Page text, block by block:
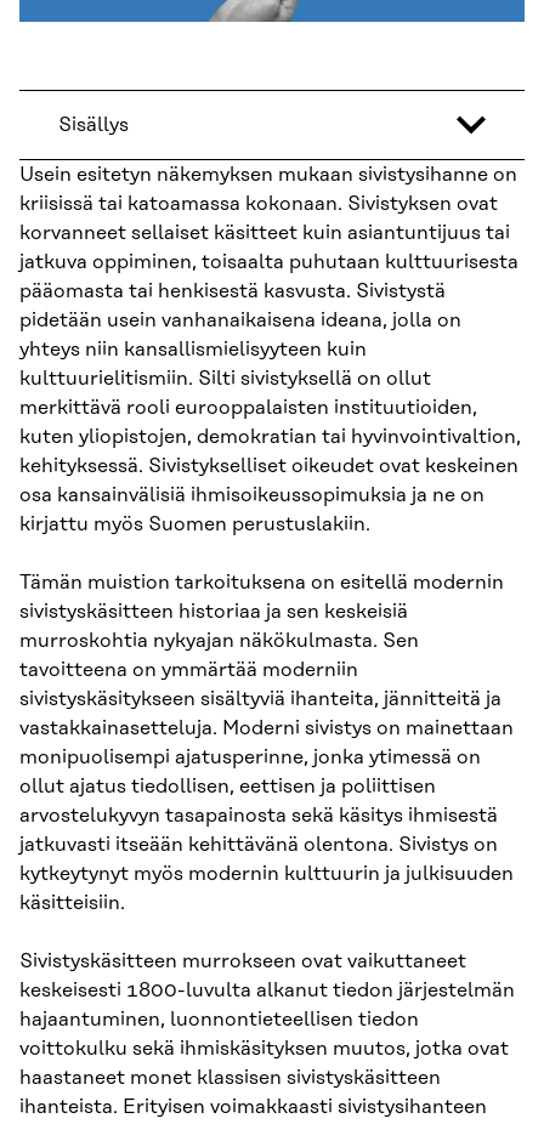
Sisällys
Usein esitetyn näkemyksen mukaan sivistysihanne on
kriisissä tai katoamassa kokonaan. Sivistyksen ovat
korvanneet sellaiset käsitteet kuin asiantuntijuus tai
jatkuva oppiminen, toisaalta puhutaan kulttuurisesta
pääomasta tai henkisestä kasvusta. Sivistystä
pidetään usein vanhanaikaisena ideana, jolla on
yhteys niin kansallismielisyyteen kuin
kulttuurielitismiin. Silti sivistyksellä on ollut
merkittävä rooli eurooppalaisten instituutioiden,
kuten yliopistojen, demokratian tai hyvinvointivaltion,
kehityksessä. Sivistykselliset oikeudet ovat keskeinen
osa kansainvälisiä ihmisoikeussopimuksia ja ne on
kirjattu myös Suomen perustuslakiin.
Tämän muistion tarkoituksena on esitellä modernin
sivistyskäsitteen historiaa ja sen keskeisiä
murroskohtia nykyajan näkökulmasta. Sen
tavoitteena on ymmärtää moderniin
sivistyskäsitykseen sisältyviä ihanteita, jännitteitä ja
vastakkainasetteluja. Moderni sivistys on mainettaan
monipuolisempi ajatusperinne, jonka ytimessä on
ollut ajatus tiedollisen, eettisen ja poliittisen
arvostelukyvyn tasapainosta sekä käsitys ihmisestä
jatkuvasti itseään kehittävänä olentona. Sivistys on
kytkeytynyt myös modernin kulttuurin ja julkisuuden
käsitteisiin.
Sivistyskäsitteen murrokseen ovat vaikuttaneet
keskeisesti 1800-luvulta alkanut tiedon järjestelmän
hajaantuminen, luonnontieteellisen tiedon
voittokulku sekä ihmiskäsityksen muutos, jotka ovat
haastaneet monet klassisen sivistyskäsitteen
ihanteista. Erityisen voimakkaasti sivistysihanteen